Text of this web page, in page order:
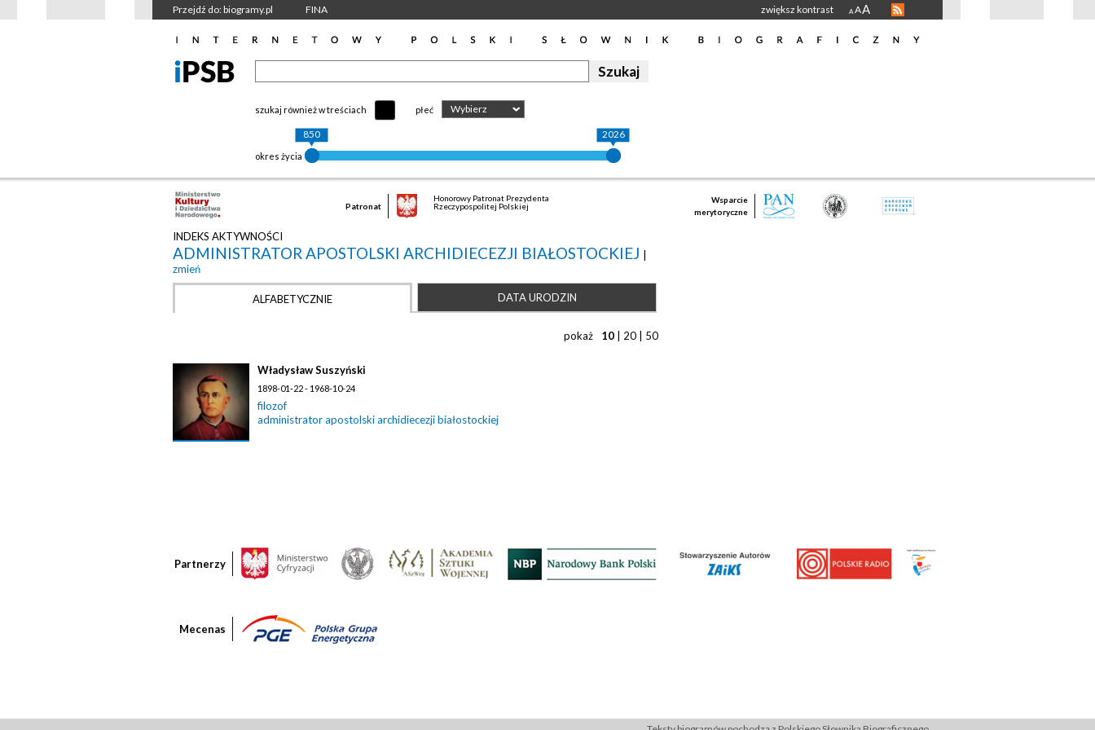
Przejdź do: biogramy.pl FINA zwiększ kontrast A AA
szukaj również w treściach płeć Wybierz
okres życia
850 2026
Patronat
Honorowy Patronat Prezydenta
Rzeczypospolitej Polskiej
Wsparcie
merytoryczne
INDEKS AKTYWNOŚCI
ADMINISTRATOR APOSTOLSKI ARCHIDIECEZJI BIAŁOSTOCKIEJ
zmień
ALFABETYCZNIE DATA URODZIN
pokaż 10 20 50
Władysław Suszyński
1898-01-22 - 1968-10-24
filozof
administrator apostolski archidiecezji białostockiej
Partnerzy
Mecenas